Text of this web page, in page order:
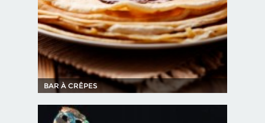
BAR À CRÊPES